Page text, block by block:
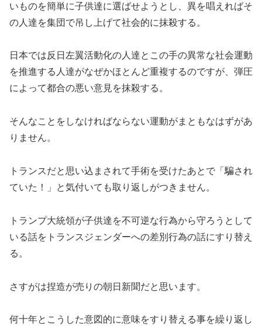
いものを簡単に子供達に選ばせようとし、異を唱えればそ
の人達を集団で吊し上げて社会的に抹殺する。
日本では反日左翼活動化の人達とこの手の異常な社会運動
を推進する人達がなぜかほとんど重複するのですが、弾圧
によって都合の悪い意見を抹殺する。
そんなことをしなければならない運動がまともなはずがあ
りません。
トランスだと思い込まされて手術を受けたあとで「騙され
ていた！」と気付いても取り返しがつきません。
トランプ大統領が子供達を不可逆な行為から守ろうとして
いる話をトランスジェンダーへの差別行為の話にすり替え
る。
さすがは捏造が売りの朝日新聞だと思います。
何十年とこうした意図的に意味をすり替える事を繰り返し